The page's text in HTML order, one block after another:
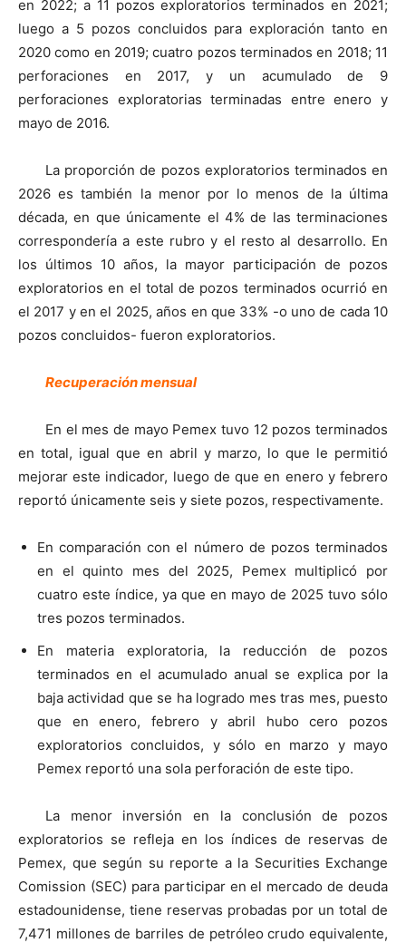
en 2022; a 11 pozos exploratorios terminados en 2021;
luego a 5 pozos concluidos para exploración tanto en
2020 como en 2019; cuatro pozos terminados en 2018; 11
perforaciones en 2017, y un acumulado de 9
perforaciones exploratorias terminadas entre enero y
mayo de 2016.
La proporción de pozos exploratorios terminados en
2026 es también la menor por lo menos de la última
década, en que únicamente el 4% de las terminaciones
correspondería a este rubro y el resto al desarrollo. En
los últimos 10 años, la mayor participación de pozos
exploratorios en el total de pozos terminados ocurrió en
el 2017 y en el 2025, años en que 33% -o uno de cada 10
pozos concluidos- fueron exploratorios.
Recuperación mensual
En el mes de mayo Pemex tuvo 12 pozos terminados
en total, igual que en abril y marzo, lo que le permitió
mejorar este indicador, luego de que en enero y febrero
reportó únicamente seis y siete pozos, respectivamente.
En comparación con el número de pozos terminados
en el quinto mes del 2025, Pemex multiplicó por
cuatro este índice, ya que en mayo de 2025 tuvo sólo
tres pozos terminados.
En materia exploratoria, la reducción de pozos
terminados en el acumulado anual se explica por la
baja actividad que se ha logrado mes tras mes, puesto
que en enero, febrero y abril hubo cero pozos
exploratorios concluidos, y sólo en marzo y mayo
Pemex reportó una sola perforación de este tipo.
La menor inversión en la conclusión de pozos
exploratorios se refleja en los índices de reservas de
Pemex, que según su reporte a la Securities Exchange
Comission (SEC) para participar en el mercado de deuda
estadounidense, tiene reservas probadas por un total de
7,471 millones de barriles de petróleo crudo equivalente,